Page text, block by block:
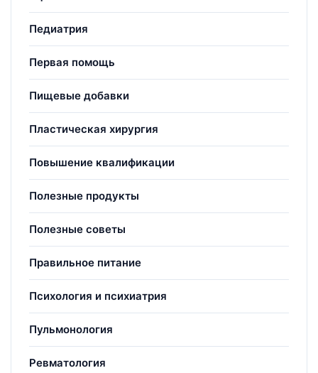
Педиатрия
Первая помощь
Пищевые добавки
Пластическая хирургия
Повышение квалификации
Полезные продукты
Полезные советы
Правильное питание
Психология и психиатрия
Пульмонология
Ревматология